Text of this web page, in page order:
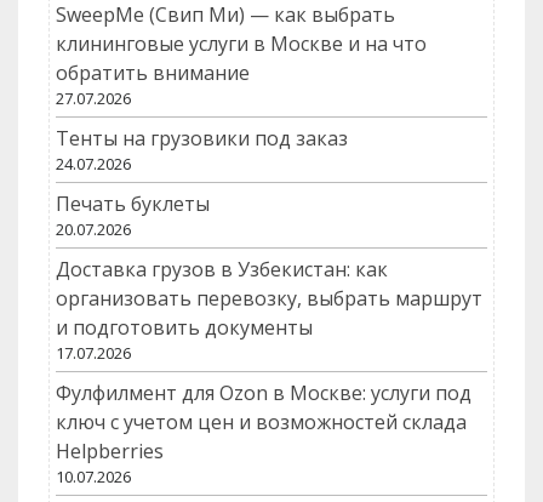
SweepMe (Свип Ми) — как выбрать
клининговые услуги в Москве и на что
обратить внимание
27.07.2026
Тенты на грузовики под заказ
24.07.2026
Печать буклеты
20.07.2026
Доставка грузов в Узбекистан: как
организовать перевозку, выбрать маршрут
и подготовить документы
17.07.2026
Фулфилмент для Ozon в Москве: услуги под
ключ с учетом цен и возможностей склада
Helpberries
10.07.2026